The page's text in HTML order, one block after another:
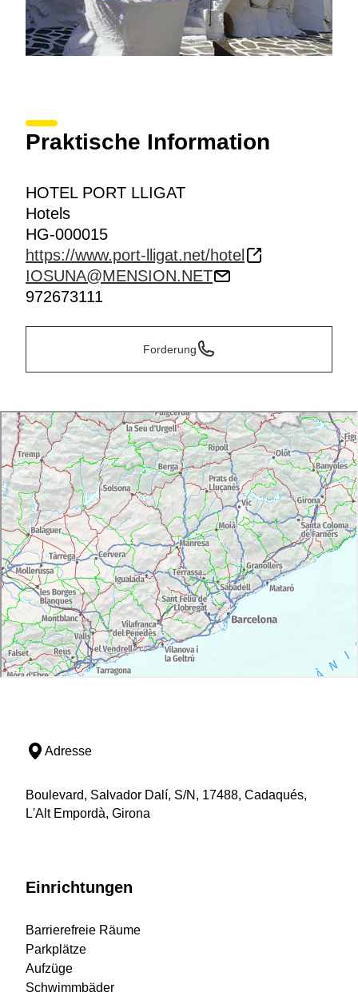
Praktische Information
HOTEL PORT LLIGAT
Hotels
HG-000015
https://www.port-lligat.net/hotel
IOSUNA@MENSION.NET
972673111
Forderung
Adresse
Boulevard, Salvador Dalí, S/N, 17488, Cadaqués,
L'Alt Empordà, Girona
Einrichtungen
Barrierefreie Räume
Parkplätze
Aufzüge
Schwimmbäder